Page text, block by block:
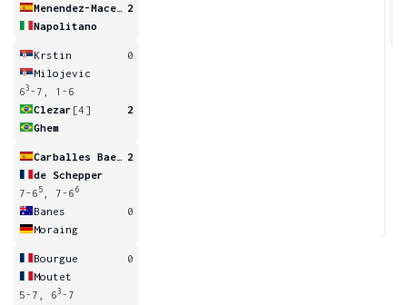
2
Napolitano
Krstin
0
Milojevic
63 -7, 1-6
Clezar [4]
2
Ghem
2
de Schepper
7-6 5 , 7-6 6
Banes
0
Moraing
Bourgue
0
Moutet
5-7, 63 -7